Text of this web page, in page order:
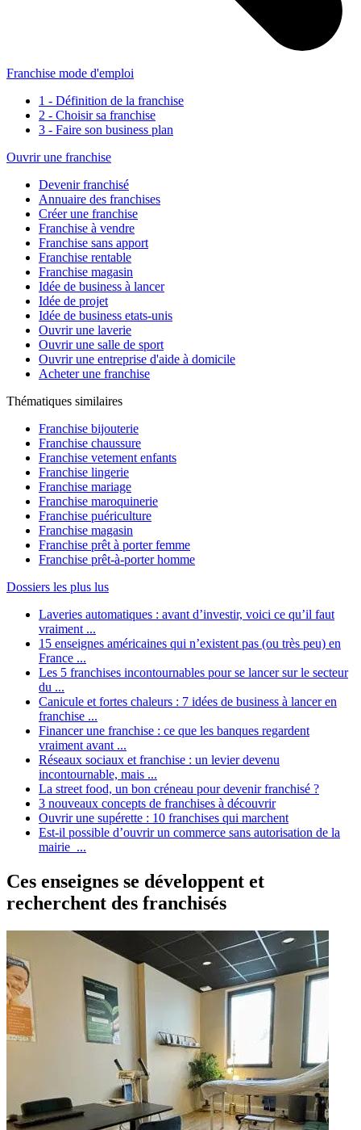
Franchise mode d'emploi
1 - Définition de la franchise
2 - Choisir sa franchise
3 - Faire son business plan
Ouvrir une franchise
Devenir franchisé
Annuaire des franchises
Créer une franchise
Franchise à vendre
Franchise sans apport
Franchise rentable
Franchise magasin
Idée de business à lancer
Idée de projet
Idée de business etats-unis
Ouvrir une laverie
Ouvrir une salle de sport
Ouvrir une entreprise d'aide à domicile
Acheter une franchise
Thématiques similaires
Franchise bijouterie
Franchise chaussure
Franchise vetement enfants
Franchise lingerie
Franchise mariage
Franchise maroquinerie
Franchise puériculture
Franchise magasin
Franchise prêt à porter femme
Franchise prêt-à-porter homme
Dossiers les plus lus
Laveries automatiques : avant d’investir, voici ce qu’il faut
vraiment ...
15 enseignes américaines qui n’existent pas (ou très peu) en
France ...
Les 5 franchises incontournables pour se lancer sur le secteur
du ...
Canicule et fortes chaleurs : 7 idées de business à lancer en
franchise ...
Financer une franchise : ce que les banques regardent
vraiment avant ...
Réseaux sociaux et franchise : un levier devenu
incontournable, mais ...
La street food, un bon créneau pour devenir franchisé ?
3 nouveaux concepts de franchises à découvrir
Ouvrir une supérette : 10 franchises qui marchent
Est-il possible d’ouvrir un commerce sans autorisation de la
mairie ...
Ces enseignes se développent et
recherchent des franchisés